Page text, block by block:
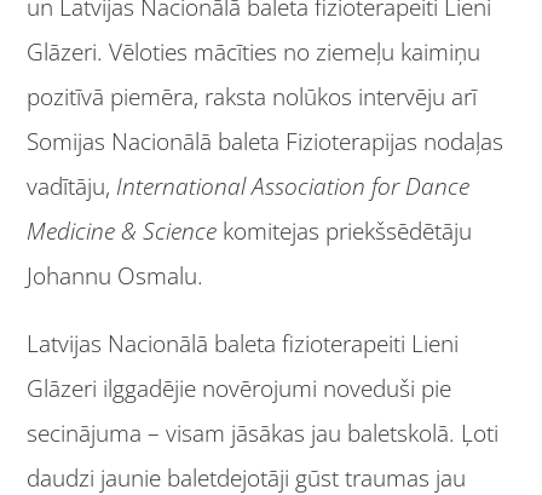
un Latvijas Nacionālā baleta fizioterapeiti Lieni
Glāzeri. Vēloties mācīties no ziemeļu kaimiņu
pozitīvā piemēra, raksta nolūkos intervēju arī
Somijas Nacionālā baleta Fizioterapijas nodaļas
vadītāju, International Association for Dance
Medicine & Science komitejas priekšsēdētāju
Johannu Osmalu.
Latvijas Nacionālā baleta fizioterapeiti Lieni
Glāzeri ilggadējie novērojumi noveduši pie
secinājuma – visam jāsākas jau baletskolā. Ļoti
daudzi jaunie baletdejotāji gūst traumas jau